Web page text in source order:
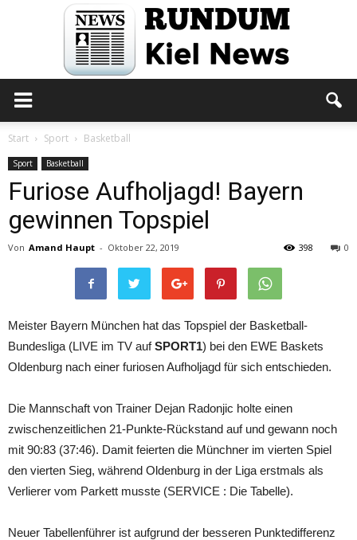
Kiel
Start Sport Basketball
Sport Basketball
Furiose Aufholjagd! Bayern
gewinnen Topspiel
Von Amand Haupt - Oktober 22, 2019 0
398
Meister Bayern München hat das Topspiel der Basketball-
Bundesliga (LIVE im TV aufSPORT1) bei den EWE Baskets
Oldenburg nach einer furiosen Aufholjagd für sich entschieden.
Die Mannschaft von Trainer Dejan Radonjic holte einen
zwischenzeitlichen 21-Punkte-Rückstand auf und gewann noch
mit 90:83 (37:46). Damit feierten die Münchner im vierten Spiel
den vierten Sieg, während Oldenburg in der Liga erstmals als
Verlierer vom Parkett musste (SERVICE : Die Tabelle).
Neuer Tabellenführer ist aufgrund der besseren Punktedifferenz